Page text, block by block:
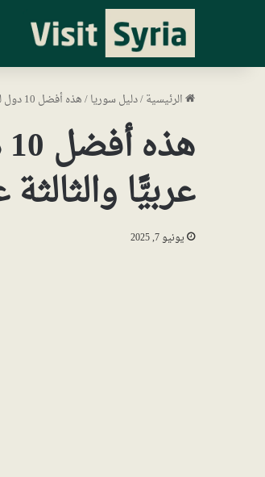
الرئيسية/دليل سوريا/هذه أفضل 10 دول للهجرة.. السعودية الأولى عربيًّا والثالثة عالميًّا
عربيًّا والثالثة
يونيو 7, 2025